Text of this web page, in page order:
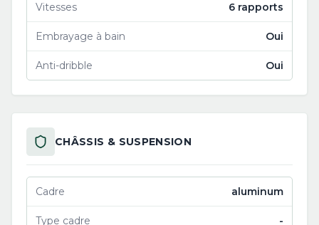
Vitesses 6 rapports
Embrayage à bain Oui
Anti-dribble Oui
CHÂSSIS & SUSPENSION
Cadre aluminum
Type cadre -